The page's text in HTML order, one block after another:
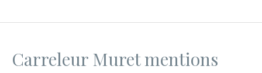
Carreleur Muret mentions